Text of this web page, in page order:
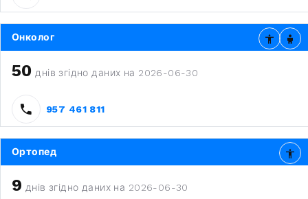
Онколог
50 днів згідно даних на 2026-06-30
957 461 811
Ортопед
9 днів згідно даних на 2026-06-30